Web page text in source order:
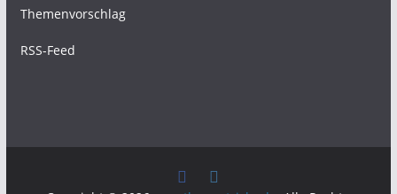
Themenvorschlag
RSS-Feed